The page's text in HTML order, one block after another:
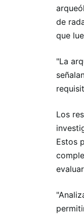
de
que
"La
Los
Estos